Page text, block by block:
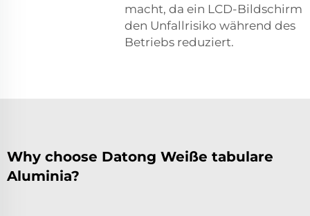
macht, da ein LCD-Bildschirm
den Unfallrisiko während des
Betriebs reduziert.
Why choose Datong Weiße tabulare
Aluminia?